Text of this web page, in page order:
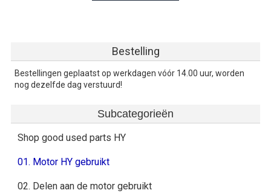
Bestelling
Bestellingen geplaatst op werkdagen vóór 14.00 uur, worden
nog dezelfde dag verstuurd!
Subcategorieën
Shop good used parts HY
01. Motor HY gebruikt
02. Delen aan de motor gebruikt